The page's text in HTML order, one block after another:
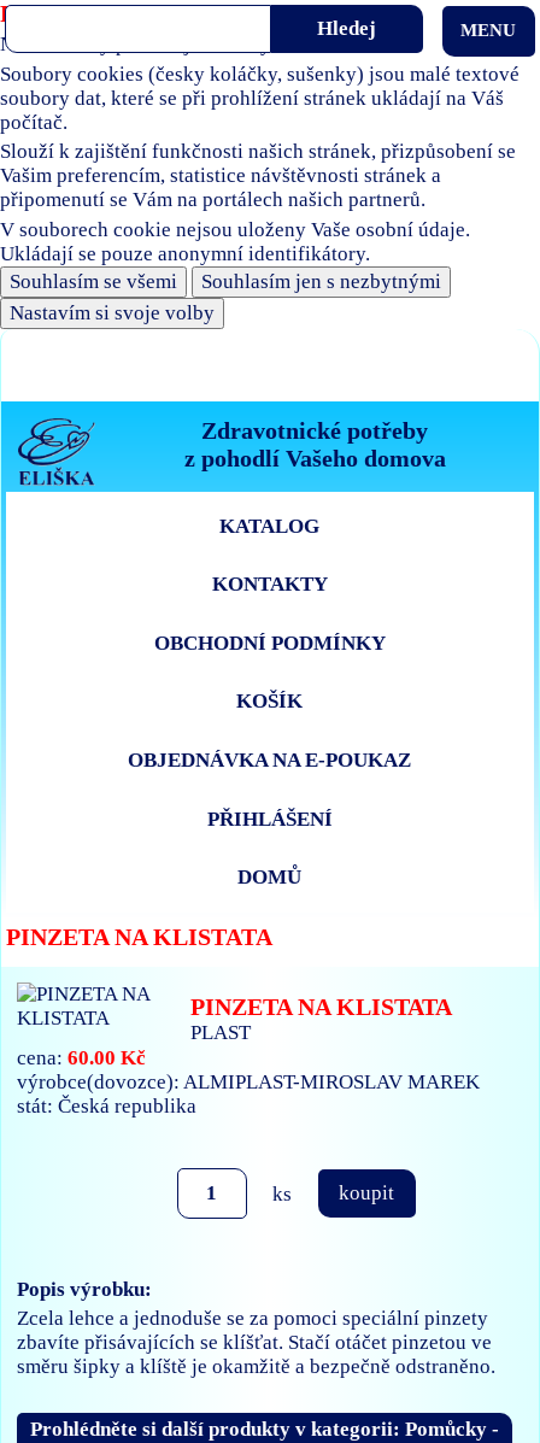
Používáme soubory cookies
Naše stránky používají soubory cookies.
Soubory cookies (česky koláčky, sušenky) jsou malé textové
soubory dat, které se při prohlížení stránek ukládají na Váš
počítač.
Slouží k zajištění funkčnosti našich stránek, přizpůsobení se
Vašim preferencím, statistice návštěvnosti stránek a
připomenutí se Vám na portálech našich partnerů.
V souborech cookie nejsou uloženy Vaše osobní údaje.
Ukládají se pouze anonymní identifikátory.
Souhlasím se všemi
Souhlasím jen s nezbytnými
Nastavím si svoje volby
Zdravotnické potřeby
z pohodlí Vašeho domova
MENU
KATALOG
KONTAKTY
OBCHODNÍ PODMÍNKY
KOŠÍK
OBJEDNÁVKA NA E-POUKAZ
PŘIHLÁŠENÍ
DOMŮ
PINZETA NA KLISTATA
PINZETA NA KLISTATA
PLAST
cena:60.00 Kč
výrobce(dovozce): ALMIPLAST-MIROSLAV MAREK
stát: Česká republika
ks koupit
Popis výrobku:
Zcela lehce a jednoduše se za pomoci speciální pinzety
zbavíte přisávajících se klíšťat. Stačí otáčet pinzetou ve
směru šipky a klíště je okamžitě a bezpečně odstraněno.
Prohlédněte si další produkty v kategorii: Pomůcky -